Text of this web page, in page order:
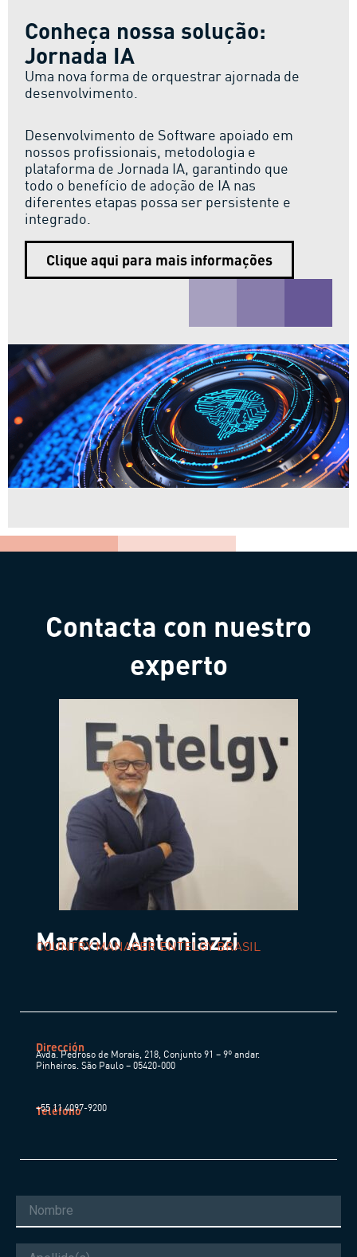
Conheça nossa solução:
Jornada IA
Uma nova forma de orquestrar ajornada de
desenvolvimento.
Desenvolvimento de Software apoiado em
nossos profissionais, metodologia e
plataforma de Jornada IA, garantindo que
todo o benefício de adoção de IA nas
diferentes etapas possa ser persistente e
integrado.
Clique aqui para mais informações
Contacta con nuestro
experto
Marcelo Antoniazzi
COUNTRY MANAGER ENTELGY BRASIL
Dirección
Avda. Pedroso de Morais, 218, Conjunto 91 – 9º andar.
Pinheiros. São Paulo – 05420-000
Teléfono
+55 11 4097-9200
Nombre
Apellido